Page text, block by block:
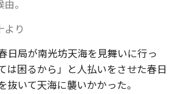
。
り
日局が南光坊天海を見舞いに行っ
は困るから」と人払いをさせた春日
抜いて天海に襲いかかった。